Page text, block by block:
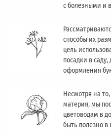
с болезными и
способы их
цель
посадки в
оформления
Несмотря на
материя, мы
цветоводам в
быть полезно в